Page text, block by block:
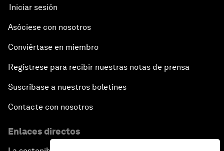
Iniciar sesión
Asóciese con nosotros
Conviértase en miembro
Regístrese para recibir nuestras notas de prensa
Suscríbase a nuestros boletines
Contacte con nosotros
Enlaces directos